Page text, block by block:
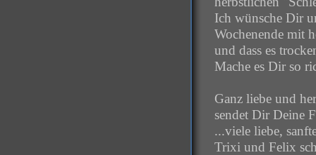
Ich wünsche Dir
Wochenende mit
und dass es
Mache es Dir so
Ganz liebe und
sendet Dir Deine
...viele liebe,
Trixi und Felix